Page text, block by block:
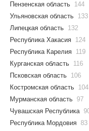
Пензенская область 144
Ульяновская область 133
Липецкая область 132
Республика Хакасия 124
Республика Карелия 119
Курганская область 116
Псковская область 106
Костромская область 104
Мурманская область 97
Чувашская Республика
Республика Мордовия 83